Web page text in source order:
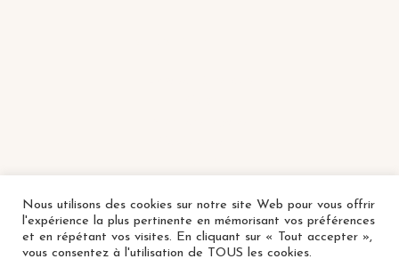
© 2026 Madame's Home — Tous droits réservés.
SINA · SIREN 890 720 188 · 75 rue du 8 Mai 1945, 73400 Ugine
Nous utilisons des cookies sur notre site Web pour vous offrir
l'expérience la plus pertinente en mémorisant vos préférences
et en répétant vos visites. En cliquant sur « Tout accepter »,
vous consentez à l'utilisation de TOUS les cookies.